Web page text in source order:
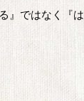
』ではなく『